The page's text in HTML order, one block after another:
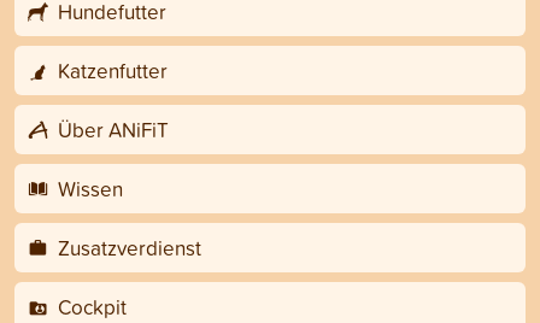
Hundefutter
Katzenfutter
Über ANiFiT
Wissen
Zusatzverdienst
Cockpit